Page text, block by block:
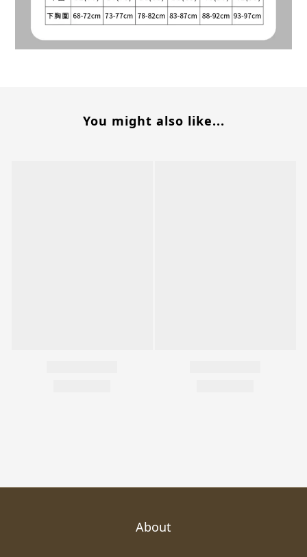
You might also like...
About